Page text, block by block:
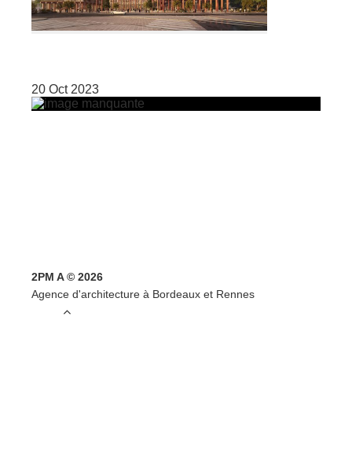
20 Oct 2023
2PM A © 2026
Agence d'architecture à Bordeaux et Rennes
